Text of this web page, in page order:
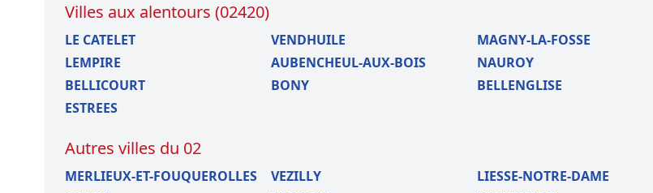
Villes aux alentours (02420)
LE CATELET VENDHUILE
MAGNY-LA-FOSSE
LEMPIRE
AUBENCHEUL-AUX-BOIS
NAUROY
BELLICOURT
BONY
BELLENGLISE
ESTREES
Autres villes du 02
MERLIEUX-ET-FOUQUEROLLES VEZILLY
LIESSE-NOTRE-DAME